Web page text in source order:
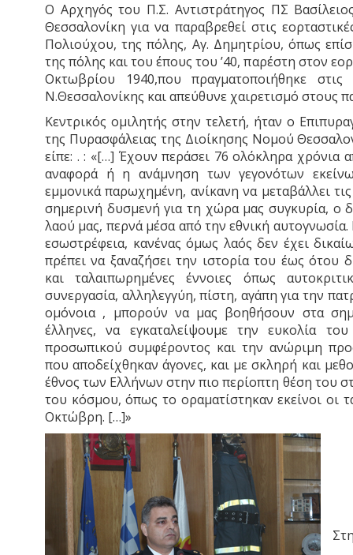
Ο Αρχηγός του Π.Σ. Αντιστράτηγος ΠΣ
Θεσσαλονίκη για να παραβρεθεί στις
Πολιούχου, της πόλης, Αγ. Δημητρίου, όπως
της πόλης και του έπους του ’40, παρέστη στον
Οκτωβρίου 1940,που πραγματοποιήθηκε στις
Ν.Θεσσαλονίκης και απεύθυνε χαιρετισμό στους
Κεντρικός ομιλητής στην τελετή, ήταν ο
της Πυρασφάλειας της Διοίκησης Νομού
είπε: . : «[…] Έχουν περάσει 76 ολόκληρα χρόνια
αναφορά ή η ανάμνηση των γεγονότων
εμμονικά παρωχημένη, ανίκανη να μεταβάλλει
σημερινή δυσμενή για τη χώρα μας συγκυρία, ο
λαού μας, περνά μέσα από την εθνική αυτογνωσία.
εσωστρέφεια, κανένας όμως λαός δεν έχει
πρέπει να ξαναζήσει την ιστορία του έως ότου
και ταλαιπωρημένες έννοιες όπως
συνεργασία, αλληλεγγύη, πίστη, αγάπη για την
ομόνοια , μπορούν να μας βοηθήσουν στα
έλληνες, να εγκαταλείψουμε την ευκολία
προσωπικού συμφέροντος και την ανώριμη
που αποδείχθηκαν άγονες, και με σκληρή και
έθνος των Ελλήνων στην πιο περίοπτη θέση του
του κόσμου, όπως το οραματίστηκαν εκείνοι οι
Οκτώβρη. […]»